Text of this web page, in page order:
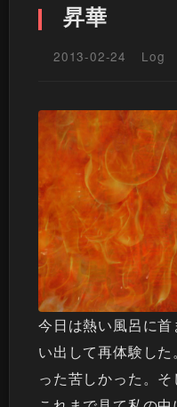
昇華
2013-02-24 Log
今日は熱い風呂に
い出して再体験し
った苦しかった。そ